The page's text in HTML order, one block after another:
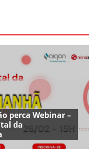
perca Webinar –
da